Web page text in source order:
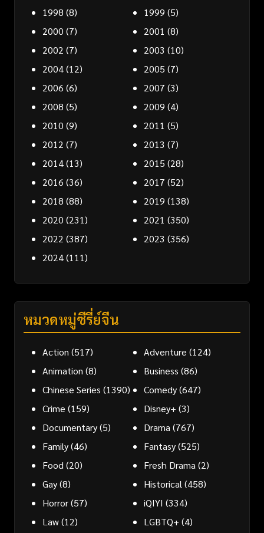
1998 (8) 1999 (5)
2000 (7) 2001 (8)
2002 (7) 2003 (10)
2004(12) 2005 (7)
2006 (6) 2007 (3)
2008 (5) 2009 (4)
2010 (9) 2011 (5)
2012 (7) 2013 (7)
2014(13) 2015 (28)
2016 (36) 2017 (52)
2018 (88) 2019 (138)
2020 (231) 2021 (350)
2022 (387) 2023 (356)
2024(111)
หมวดหมู่ซีรี่ย์จีน
Action (517) Adventure (124)
Animation (8) Business (86)
Chinese Series (1390) Comedy(647)
Crime (159) Disney+ (3)
Documentary(5) Drama (767)
Family(46) Fantasy(525)
Food (20) Fresh Drama (2)
Gay(8) Historical (458)
Horror(57) iQIYI (334)
Law(12) LGBTQ+ (4)